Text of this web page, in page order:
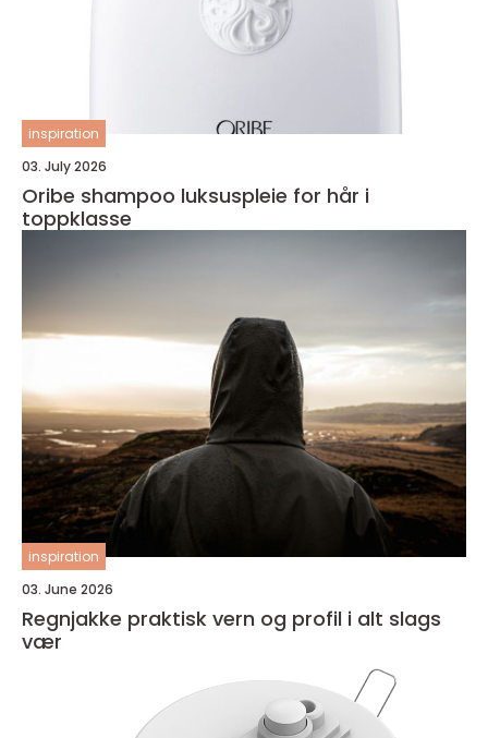
inspiration
03. July 2026
Oribe shampoo luksuspleie for hår i
toppklasse
inspiration
03. June 2026
Regnjakke praktisk vern og profil i alt slags
vær